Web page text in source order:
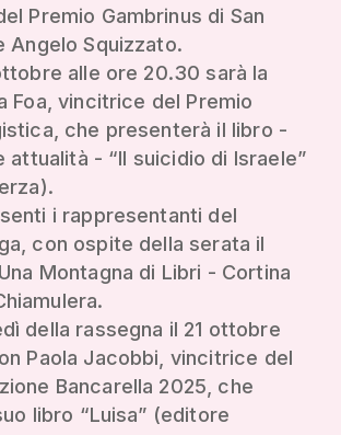
Premio Gambrinus di San
Angelo Squizzato.
alle ore 20.30 sarà la
Foa, vincitrice del Premio
che presenterà il libro -
attualità - “Il suicidio di Israele”
i rappresentanti del
con ospite della serata il
Montagna di Libri - Cortina
della rassegna il 21 ottobre
Paola Jacobbi, vincitrice del
Bancarella 2025, che
libro “Luisa” (editore